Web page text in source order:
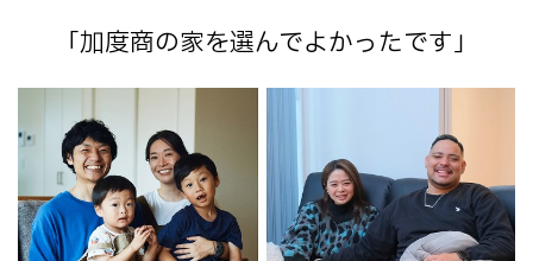
「加度商の家を選んでよかったです」